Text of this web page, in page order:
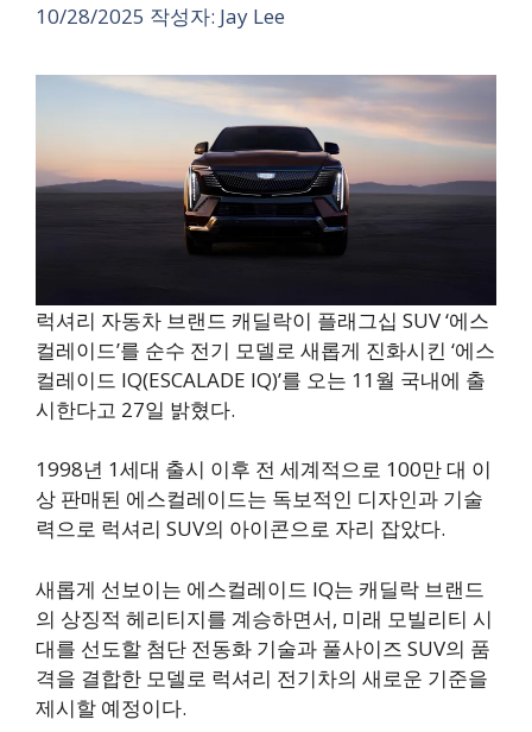
10/28/2025 작성자: Jay Lee
럭셔리 자동차 브랜드 캐딜락이 플래그십 SUV ‘에스
컬레이드’를 순수 전기 모델로 새롭게 진화시킨 ‘에스
컬레이드 IQ(ESCALADE IQ)’를 오는 11월 국내에 출
시한다고 27일 밝혔다.
1998년 1세대 출시 이후 전 세계적으로 100만 대 이
상 판매된 에스컬레이드는 독보적인 디자인과 기술
력으로 럭셔리 SUV의 아이콘으로 자리 잡았다.
새롭게 선보이는 에스컬레이드 IQ는 캐딜락 브랜드
의 상징적 헤리티지를 계승하면서, 미래 모빌리티 시
대를 선도할 첨단 전동화 기술과 풀사이즈 SUV의 품
격을 결합한 모델로 럭셔리 전기차의 새로운 기준을
제시할 예정이다.